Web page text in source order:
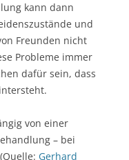
kann dann
und
Freunden nicht
Probleme immer
dafür sein, dass
von einer
– bei
Gerhard